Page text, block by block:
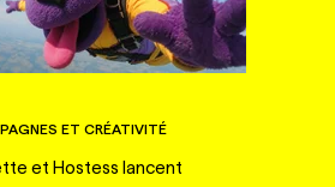
ET CRÉATIVITÉ
et Hostess lancent